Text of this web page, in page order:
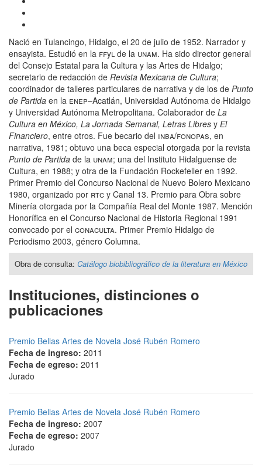
Nació en Tulancingo, Hidalgo, el 20 de julio de 1952. Narrador y
ensayista. Estudió en la ffylde la unam. Ha sido director general
del Consejo Estatal para la Cultura y las Artes de Hidalgo;
secretario de redacción de Revista Mexicana de Cultura;
coordinador de talleres particulares de narrativa y de los de Punto
de Partida en la enep–Acatlán, Universidad Autónoma de Hidalgo
y Universidad Autónoma Metropolitana. Colaborador de La
Cultura en México, La Jornada Semanal, Letras Libres y El
Financiero, entre otros. Fue becario del inba/fonopas, en
narrativa, 1981; obtuvo una beca especial otorgada por la revista
Punto de Partida de la unam; una del Instituto Hidalguense de
Cultura, en 1988; y otra de la Fundación Rockefeller en 1992.
Primer Premio del Concurso Nacional de Nuevo Bolero Mexicano
1980, organizado por rtc y Canal 13. Premio para Obra sobre
Minería otorgada por la Compañía Real del Monte 1987. Mención
Honorífica en el Concurso Nacional de Historia Regional 1991
convocado por el conaculta. Primer Premio Hidalgo de
Periodismo 2003, género Columna.
Obra de consulta: Catálogo biobibliográfico de la literatura en México
Instituciones, distinciones o
publicaciones
Premio Bellas Artes de Novela José Rubén Romero
Fecha de ingreso: 2011
Fecha de egreso: 2011
Jurado
Premio Bellas Artes de Novela José Rubén Romero
Fecha de ingreso: 2007
Fecha de egreso: 2007
Jurado